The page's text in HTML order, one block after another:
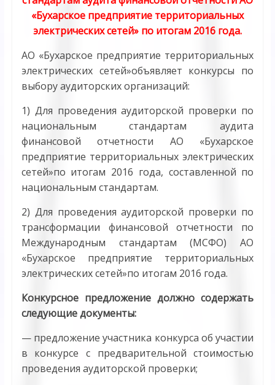
«Бухарское предприятие территориальных
электрических сетей»по итогам 2016 года.
АО «Бухарское предприятие территориальных
электрических сетей»объявляет конкурсы по
выбору аудиторских организаций:
1) Для проведения аудиторской проверки по
национальным стандартам аудита
финансовой отчетности АО «Бухарское
предприятие территориальных электрических
сетей»по итогам 2016 года, составленной по
национальным стандартам.
2) Для проведения аудиторской проверки по
трансформации финансовой отчетности по
Международным стандартам (МСФО) АО
«Бухарское предприятие территориальных
электрических сетей»по итогам 2016 года.
Конкурсное предложение должно содержать
следующие документы:
— предложение участника конкурса об участии
в конкурсе с предварительной стоимостью
проведения аудиторской проверки;